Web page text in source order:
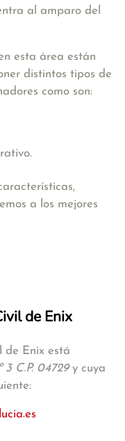
al amparo del
esta área están
distintos tipos de
como son:
a los mejores
de Enix
de Enix está
3 C.P. 04729y cuya